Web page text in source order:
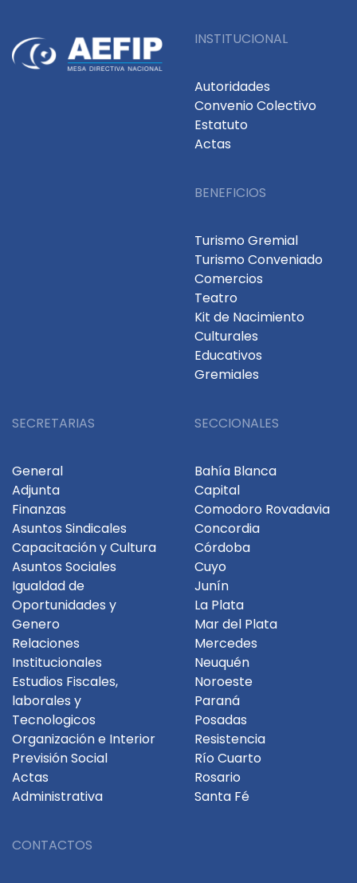
INSTITUCIONAL
Autoridades
Convenio Colectivo
Estatuto
Actas
BENEFICIOS
Turismo Gremial
Turismo Conveniado
Comercios
Teatro
Kit de Nacimiento
Culturales
Educativos
Gremiales
SECRETARIAS
General
Adjunta
Finanzas
Asuntos Sindicales
Capacitación y Cultura
Asuntos Sociales
Igualdad de
Oportunidades y
Genero
Relaciones
Institucionales
Estudios Fiscales,
laborales y
Tecnologicos
Organización e Interior
Previsión Social
Actas
Administrativa
CONTACTOS
SECCIONALES
Bahía Blanca
Capital
Comodoro Rovadavia
Concordia
Córdoba
Cuyo
Junín
La Plata
Mar del Plata
Mercedes
Neuquén
Noroeste
Paraná
Posadas
Resistencia
Río Cuarto
Rosario
Santa Fé